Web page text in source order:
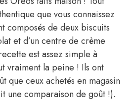
que vous connaissez
composés de deux biscuits
et d’un centre de crème
est assez simple à
vraiment la peine ! Ils ont
que ceux achetés en magasin
une comparaison de goût !).